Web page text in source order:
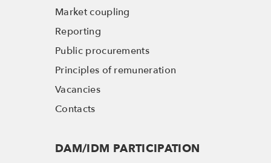
Market coupling
Reporting
Public procurements
Principles of remuneration
Vacancies
Contacts
DAM/IDM PARTICIPATION